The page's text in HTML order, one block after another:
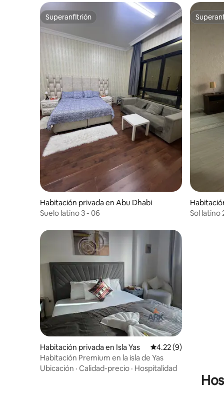
Superanfitrión
Superanfitrión
Habitación privada en Abu Dhabi
Suelo latino 3 - 06
Sol latino
Habitación privada en Isla Yas Calificación
4.22 (9)
Habitación Premium en la isla de Yas
Ubicación · Calidad-precio · Hospitalidad